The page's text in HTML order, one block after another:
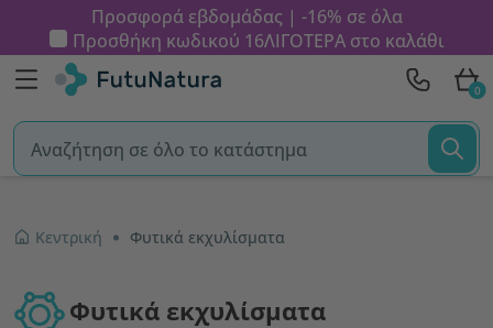
Προσφορά εβδομάδας | -16% σε όλα
Προσθήκη κωδικού 16ΛΙΓΟΤΕΡΑστο καλάθι
0
Κεντρική Φυτικά εκχυλίσματα
Φυτικά εκχυλίσματα